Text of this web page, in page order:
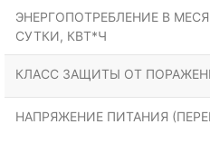
ЭНЕРГОПОТРЕБЛЕНИЕ В
СУТКИ, КВТ*Ч
КЛАСС ЗАЩИТЫ ОТ
НАПРЯЖЕНИЕ ПИТАНИЯ